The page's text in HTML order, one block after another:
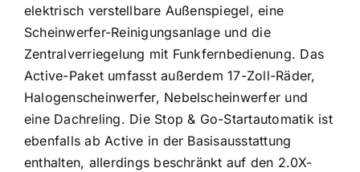
elektrisch verstellbare Außenspiegel, eine
Scheinwerfer-Reinigungsanlage und die
Zentralverriegelung mit Funkfernbedienung. Das
Active-Paket umfasst außerdem 17-Zoll-Räder,
Halogenscheinwerfer, Nebelscheinwerfer und
eine Dachreling. Die Stop & Go-Startautomatik ist
ebenfalls ab Active in der Basisausstattung
enthalten, allerdings beschränkt auf den 2.0X-